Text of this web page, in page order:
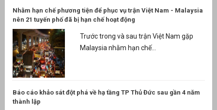
Nhằm hạn chế phương tiện để phục vụ trận Việt Nam - Malaysia
nên 21 tuyến phố đã bị hạn chế hoạt động
Trước trong và sau trận Việt Nam gặp
Malaysia nhằm hạn chế...
Báo cáo khảo sát đột phá về hạ tầng TP Thủ Đức sau gần 4 năm
thành lập